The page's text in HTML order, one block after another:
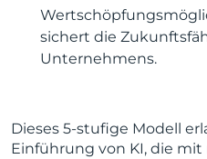
sichert die
Unternehmens.
Dieses 5-stufige Modell
Einführung von KI, die